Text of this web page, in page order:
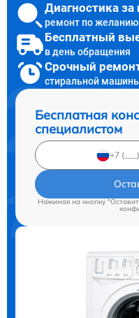
Диагностика за
ремонт по желанию
Бесплатный
в день обращения
Срочный
стиральной
Бесплатная
специалистом
Нажимая на кнопку